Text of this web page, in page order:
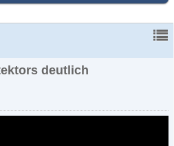
deutlich